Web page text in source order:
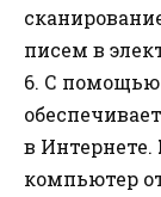
писем в
6. С
в Интернете.
компьютер